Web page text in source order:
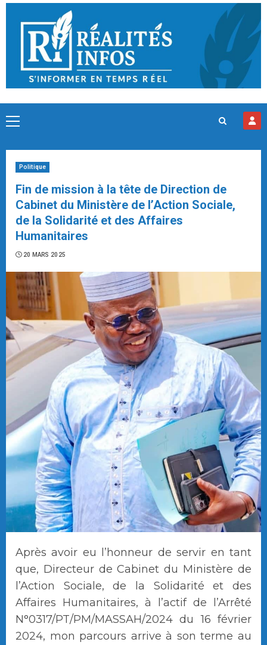
Skip
content
Primary
Politique
Fin de mission à la tête de Direction de
Cabinet du Ministère de l’Action Sociale,
de la Solidarité et des Affaires
Humanitaires
20 MARS 2025
Après avoir eu l’honneur de servir en tant
que, Directeur de Cabinet du Ministère de
l’Action Sociale, de la Solidarité et des
Affaires Humanitaires, à l’actif de l’Arrêté
N°0317/PT/PM/MASSAH/2024 du 16 février
2024, mon parcours arrive à son terme au